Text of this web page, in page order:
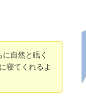
自然と眠く
寝てくれるよ